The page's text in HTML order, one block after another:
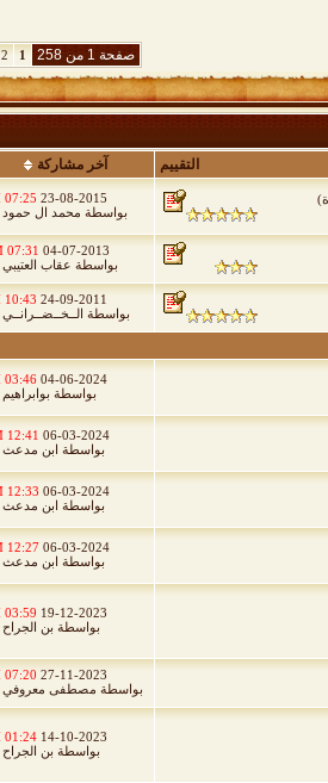
صفحة 1 من 258 1
2
التقييم
آخر مشاركة
)
23-08-2015
07:25 PM
بواسطة محمد ال حمود
04-07-2013
07:31 AM
بواسطة عقاب العتيبي
24-09-2011
10:43 PM
بواسطة الــخــضــرانــي
04-06-2024
03:46 PM
بواسطة بوابراهيم
06-03-2024
12:41 AM
بواسطة ابن مدعث
06-03-2024
12:33 AM
بواسطة ابن مدعث
06-03-2024
12:27 AM
بواسطة ابن مدعث
19-12-2023
03:59 PM
بواسطة بن الجراح
27-11-2023
07:20 PM
بواسطة مصطفى معروفي
14-10-2023
01:24 PM
بواسطة بن الجراح